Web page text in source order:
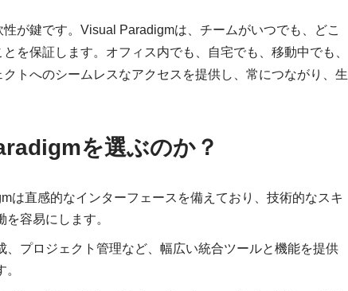
が鍵です。Visual Paradigmは、チームがいつでも、どこ
を保証します。オフィス内でも、自宅でも、移動中でも、
トへのシームレスなアクセスを提供し、常につながり、生
を選ぶのか？
は直感的なインターフェースを備えており、技術的なスキ
容易にします。
、プロジェクト管理など、幅広い統合ツールと機能を提供